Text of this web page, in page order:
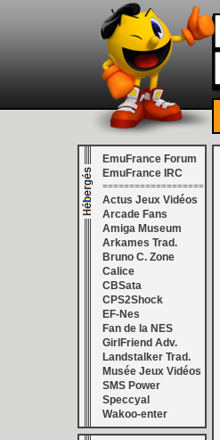
EmuFrance Forum
EmuFrance IRC
===================
Actus Jeux Vidéos
Arcade Fans
Amiga Museum
Arkames Trad.
Bruno C. Zone
Calice
CBSata
CPS2Shock
EF-Nes
Fan de la NES
GirlFriend Adv.
Landstalker Trad.
Musée Jeux Vidéos
SMS Power
Speccyal
Wakoo-enter